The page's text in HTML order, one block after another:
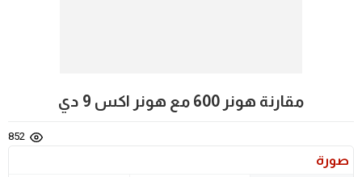
مقارنة هونر 600 مع هونر اكس 9 دي
صورة